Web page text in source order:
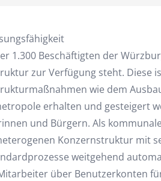
1.300 Beschäftigten der
zur Verfügung steht. Diese
wie dem
erhalten und gesteigert
und Bürgern. Als
Konzernstruktur mit
weitgehend
über Benutzerkonten